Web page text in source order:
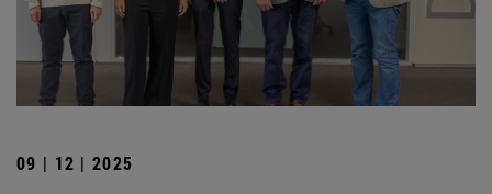
09 | 12 | 2025